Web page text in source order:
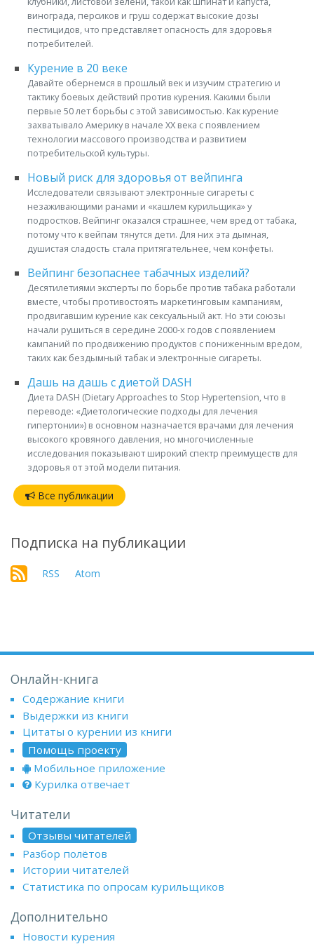
винограда, персиков и груш содержат высокие дозы
пестицидов, что представляет опасность для здоровья
потребителей.
Курение в 20 веке
Давайте обернемся в прошлый век и изучим стратегию и
тактику боевых действий против курения. Какими были
первые 50 лет борьбы с этой зависимостью. Как курение
захватывало Америку в начале XX века с появлением
технологии массового производства и развитием
потребительской культуры.
Новый риск для здоровья от вейпинга
Исследователи связывают электронные сигареты с
незаживающими ранами и «кашлем курильщика» у
подростков. Вейпинг оказался страшнее, чем вред от табака,
потому что к вейпам тянутся дети. Для них эта дымная,
душистая сладость стала притягательнее, чем конфеты.
Вейпинг безопаснее табачных изделий?
Десятилетиями эксперты по борьбе против табака работали
вместе, чтобы противостоять маркетинговым кампаниям,
продвигавшим курение как сексуальный акт. Но эти союзы
начали рушиться в середине 2000-х годов с появлением
кампаний по продвижению продуктов с пониженным вредом,
таких как бездымный табак и электронные сигареты.
Дашь на дашь с диетой DASH
Диета DASH (Dietary Approaches to Stop Hypertension, что в
переводе: «Диетологические подходы для лечения
гипертонии») в основном назначается врачами для лечения
высокого кровяного давления, но многочисленные
исследования показывают широкий спектр преимуществ для
здоровья от этой модели питания.
Все публикации
Подписка на публикации
RSS Atom
Онлайн-книга
Содержание книги
Выдержки из книги
Цитаты о курении из книги
Помощь проекту
Мобильное приложение
Курилка отвечает
Читатели
Отзывы читателей
Разбор полётов
Истории читателей
Статистика по опросам курильщиков
Дополнительно
Новости курения